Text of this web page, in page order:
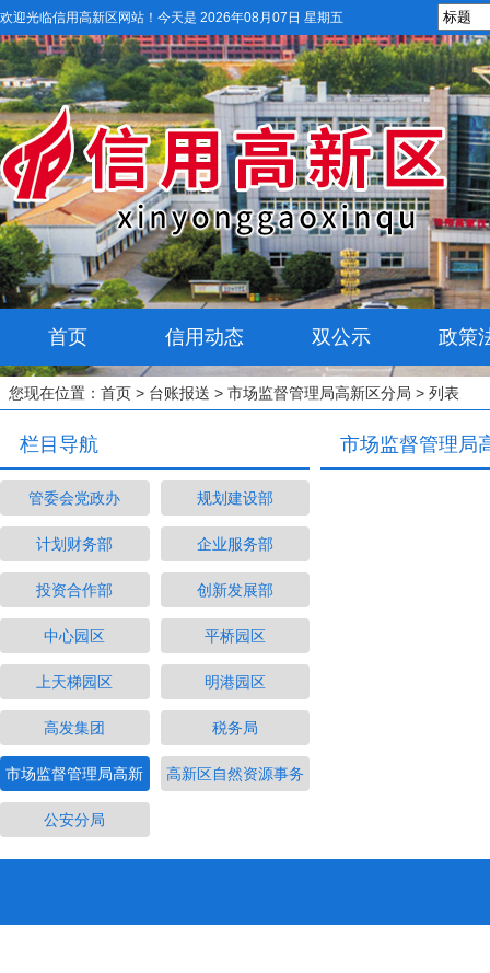
欢迎光临信用高新区网站！ 今天是 2026年08月07日 星期五
首页 信用动态 双公示 政策
您现在位置： 首页 > 台账报送 > 市场监督管理局高新区分局 > 列表
栏目导航
管委会党政办 规划建设部
计划财务部 企业服务部
投资合作部 创新发展部
中心园区 平桥园区
上天梯园区 明港园区
高发集团 税务局
市场监督管理局高新 高新区自然资源事务
公安分局
市场监督管理局